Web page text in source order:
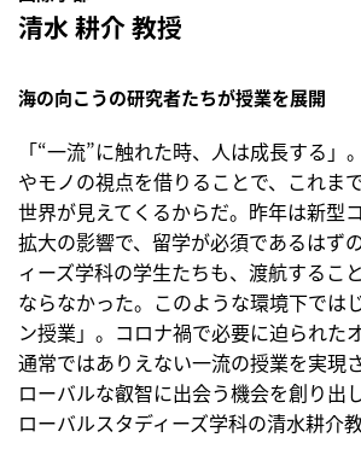
清水 耕介 教授
海の向こうの研究者たちが授業を展開
「“一流”に触れた時、人は成長する」
やモノの視点を借りることで、これま
世界が見えてくるからだ。昨年は新型
拡大の影響で、留学が必須であるはず
ィーズ学科の学生たちも、渡航するこ
ならなかった。このような環境下では
ン授業」。コロナ禍で必要に迫られた
通常ではありえない一流の授業を実現
ローバルな叡智に出会う機会を創り出
ローバルスタディーズ学科の清水耕介